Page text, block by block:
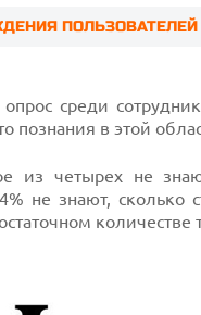
среди
познания в этой
из четырех не
не знают, сколько
количестве